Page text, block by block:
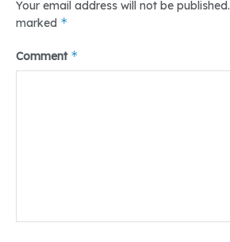
Your email address will not be published.
marked *
Comment *